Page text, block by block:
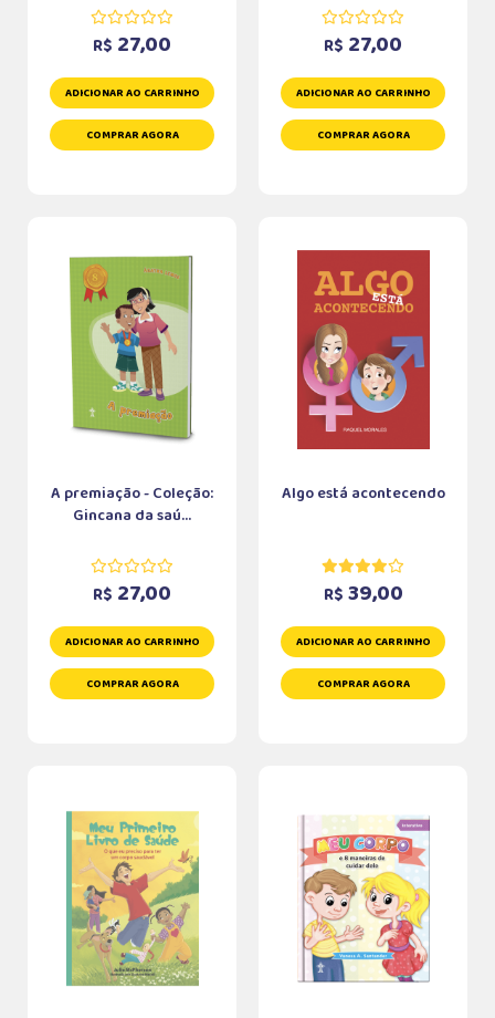
R$ 27,00
ADICIONAR AO CARRINHO
COMPRAR AGORA
R$ 27,00
ADICIONAR AO CARRINHO
COMPRAR AGORA
A premiação - Coleção:
Gincana da saú...
R$ 27,00
ADICIONAR AO CARRINHO
COMPRAR AGORA
Algo está acontecendo
R$ 39,00
ADICIONAR AO CARRINHO
COMPRAR AGORA